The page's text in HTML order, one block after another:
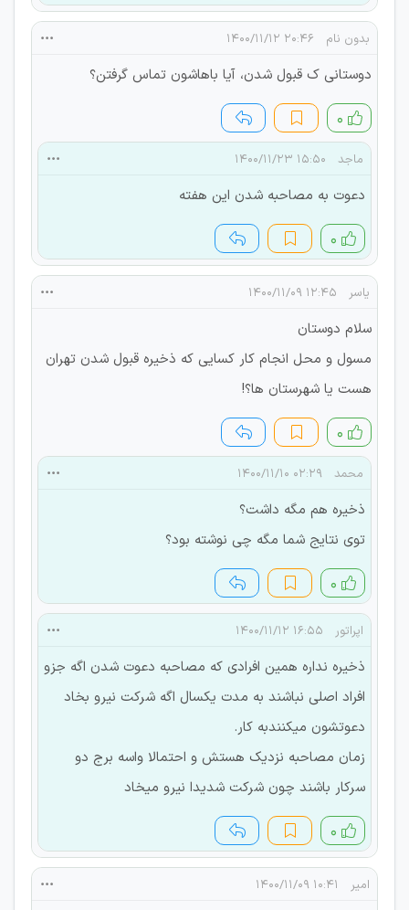
بدون نام ۲۰:۴۶ ۱۴۰۰/۱۱/۱۲
دوستانی ک قبول شدن، آیا باهاشون تماس گرفتن؟
۰
ماجد ۱۵:۵۰ ۱۴۰۰/۱۱/۲۳
دعوت به مصاحبه شدن این هفته
۰
یاسر ۱۲:۴۵ ۱۴۰۰/۱۱/۰۹
سلام دوستان
مسول و محل انجام کار کسایی که ذخیره قبول شدن تهران
هست یا شهرستان ها؟!
۰
محمد ۰۲:۲۹ ۱۴۰۰/۱۱/۱۰
ذخیره هم مگه داشت؟
توی نتایج شما مگه چی نوشته بود؟
۰
اپراتور ۱۶:۵۵ ۱۴۰۰/۱۱/۱۲
ذخیره نداره همین افرادی که مصاحبه دعوت شدن اگه جزو
افراد اصلی نباشند به مدت یکسال اگه شرکت نیرو بخاد
دعوتشون میکنندبه کار.
زمان مصاحبه نزدیک هستش و احتمالا واسه برج دو
سرکار باشند چون شرکت شدیدا نیرو میخاد
۰
امیر ۱۰:۴۱ ۱۴۰۰/۱۱/۰۹